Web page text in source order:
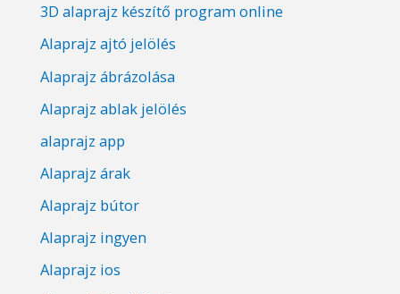
3D alaprajz készítő program online
Alaprajz ajtó jelölés
Alaprajz ábrázolása
Alaprajz ablak jelölés
alaprajz app
Alaprajz árak
Alaprajz bútor
Alaprajz ingyen
Alaprajz ios